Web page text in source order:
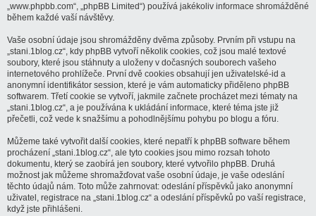
„www.phpbb.com“, „phpBB Limited“) používá jakékoliv informace shromážděné
během každé vaší návštěvy.
Vaše osobní údaje jsou shromážděny dvěma způsoby. Prvním při vstupu na
„stani.1blog.cz“, kdy phpBB vytvoří několik cookies, což jsou malé textové
soubory, které jsou stáhnuty a uloženy v dočasných souborech vašeho
internetového prohlížeče. První dvě cookies obsahují jen uživatelské-id a
anonymní identifikátor session, které je vám automaticky přiděleno phpBB
softwarem. Třetí cookie se vytvoří, jakmile začnete procházet mezi tématy na
„stani.1blog.cz“, a je používána k ukládání informace, které téma jste již
přečetli, což vede k snažšímu a pohodlnějšímu pohybu po blogu a fóru.
Můžeme také vytvořit další cookies, které nepatří k phpBB software během
procházení „stani.1blog.cz“, ale tyto cookies jsou mimo rozsah tohoto
dokumentu, který se zaobírá jen soubory, které vytvořilo phpBB. Druhá
možnost jak můžeme shromažďovat vaše osobní údaje, je vaše odeslání
těchto údajů nám. Toto může zahrnovat: odeslání příspěvků jako anonymní
uživatel, registrace na „stani.1blog.cz“ a odeslání příspěvků po vaší registrace,
když jste přihlášeni.